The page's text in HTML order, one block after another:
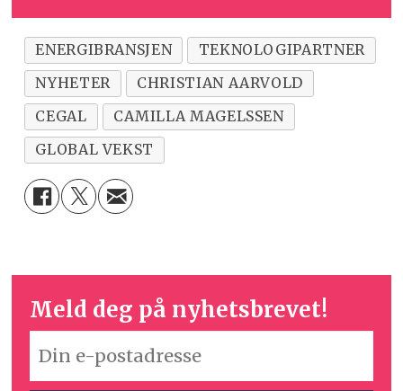
ENERGIBRANSJEN
TEKNOLOGIPARTNER
NYHETER
CHRISTIAN AARVOLD
CEGAL
CAMILLA MAGELSSEN
GLOBAL VEKST
Meld deg på nyhetsbrevet!